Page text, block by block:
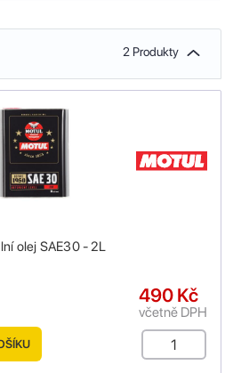
2 Produkty
olej SAE30 - 2L
490 Kč
včetně DPH